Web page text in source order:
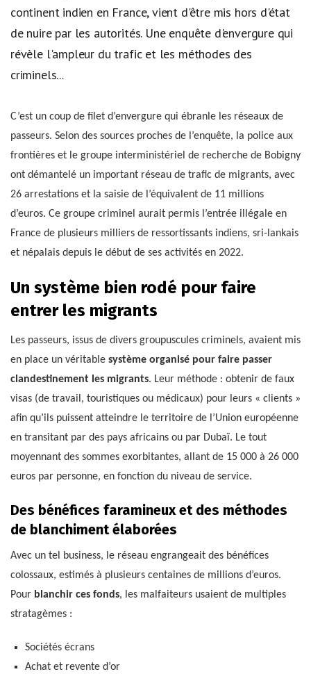
continent indien en France, vient d'être mis hors d'état
de nuire par les autorités. Une enquête d'envergure qui
révèle l'ampleur du trafic et les méthodes des
criminels...
C’est un coup de filet d’envergure qui ébranle les réseaux de
passeurs. Selon des sources proches de l’enquête, la police aux
frontières et le groupe interministériel de recherche de Bobigny
ont démantelé un important réseau de trafic de migrants, avec
26 arrestations et la saisie de l’équivalent de 11 millions
d’euros. Ce groupe criminel aurait permis l’entrée illégale en
France de plusieurs milliers de ressortissants indiens, sri-lankais
et népalais depuis le début de ses activités en 2022.
Un système bien rodé pour faire
entrer les migrants
Les passeurs, issus de divers groupuscules criminels, avaient mis
en place un véritable système organisé pour faire passer
clandestinement les migrants. Leur méthode : obtenir de faux
visas (de travail, touristiques ou médicaux) pour leurs « clients »
afin qu’ils puissent atteindre le territoire de l’Union européenne
en transitant par des pays africains ou par Dubaï. Le tout
moyennant des sommes exorbitantes, allant de 15 000 à 26 000
euros par personne, en fonction du niveau de service.
Des bénéfices faramineux et des méthodes
de blanchiment élaborées
Avec un tel business, le réseau engrangeait des bénéfices
colossaux, estimés à plusieurs centaines de millions d’euros.
Pour blanchir ces fonds, les malfaiteurs usaient de multiples
stratagèmes :
Sociétés écrans
Achat et revente d’or